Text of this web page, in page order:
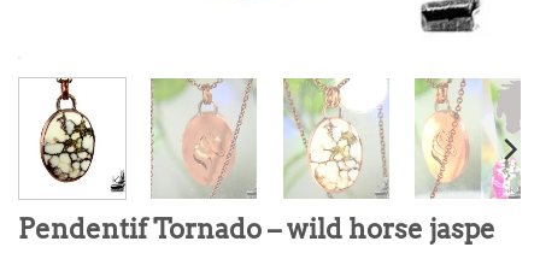
Pendentif Tornado – wild horse jaspe